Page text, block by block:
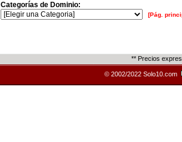
Categorías de Dominio:
[Pág.
** Precios
© 2002/2022 Solo10.com